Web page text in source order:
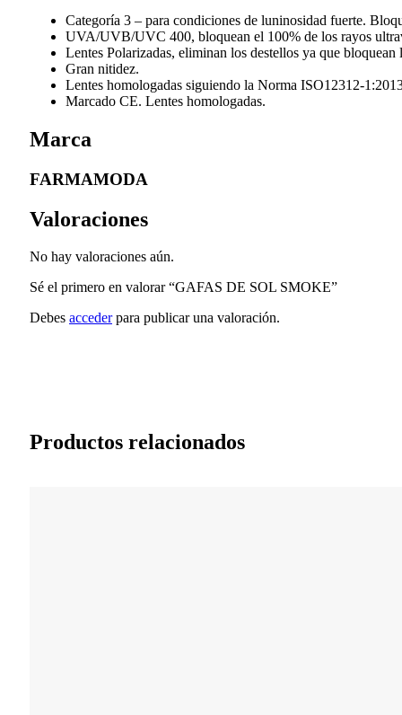
Categoría 3 – para condiciones de luninosidad fuerte.
UVA/UVB/UVC 400, bloquean el 100% de los rayos
Lentes Polarizadas, eliminan los destellos ya que bloquean
Gran nitidez.
Lentes homologadas siguiendo la Norma ISO12312-
Marcado CE. Lentes homologadas.
Marca
FARMAMODA
Valoraciones
No hay valoraciones aún.
Sé el primero en valorar “GAFAS DE SOL SMOKE”
Debes accederpara publicar una valoración.
Productos relacionados